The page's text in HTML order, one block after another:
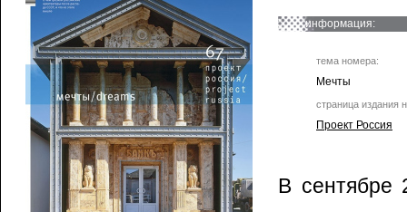
информация:
тема номера:
Мечты
страница издания
Проект Россия
В сентябре